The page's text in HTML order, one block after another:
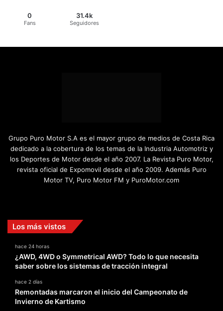
0
Fans
31.4k
Seguidores
Grupo Puro Motor S.A es el mayor grupo de medios de Costa Rica
dedicado a la cobertura de los temas de la Industria Automotriz y
los Deportes de Motor desde el año 2007. La Revista Puro Motor,
revista oficial de Expomovil desde el año 2009. Además Puro
Motor TV, Puro Motor FM y PuroMotor.com
Los más vistos
hace 24 horas
¿AWD, 4WD o Symmetrical AWD? Todo lo que necesita
saber sobre los sistemas de tracción integral
hace 2 días
Remontadas marcaron el inicio del Campeonato de
Invierno de Kartismo